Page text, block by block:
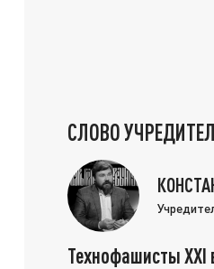
СЛОВО
Технофашисты XXI